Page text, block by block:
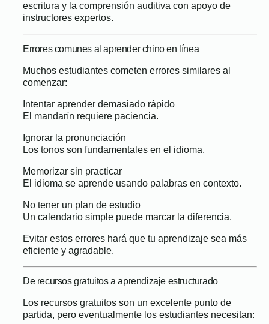
escritura y la comprensión auditiva con apoyo de
instructores expertos.
Errores comunes al aprender chino en línea
Muchos estudiantes cometen errores similares al
comenzar:
Intentar aprender demasiado rápido
El mandarín requiere paciencia.
Ignorar la pronunciación
Los tonos son fundamentales en el idioma.
Memorizar sin practicar
El idioma se aprende usando palabras en contexto.
No tener un plan de estudio
Un calendario simple puede marcar la diferencia.
Evitar estos errores hará que tu aprendizaje sea más
eficiente y agradable.
De recursos gratuitos a aprendizaje estructurado
Los recursos gratuitos son un excelente punto de
partida, pero eventualmente los estudiantes necesitan: